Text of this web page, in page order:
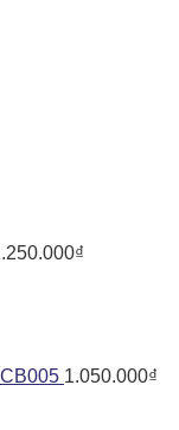
₫
1.050.000₫